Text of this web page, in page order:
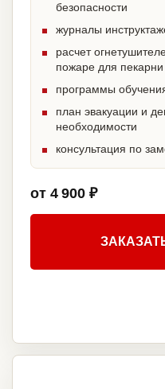
безопасности
журналы
расчет
пожаре для пекарни
программы
план эвакуации и
необходимости
консультация по
от 4 900 ₽